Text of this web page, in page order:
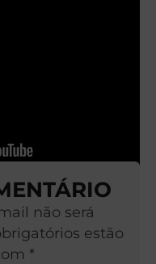
não será
estão
*